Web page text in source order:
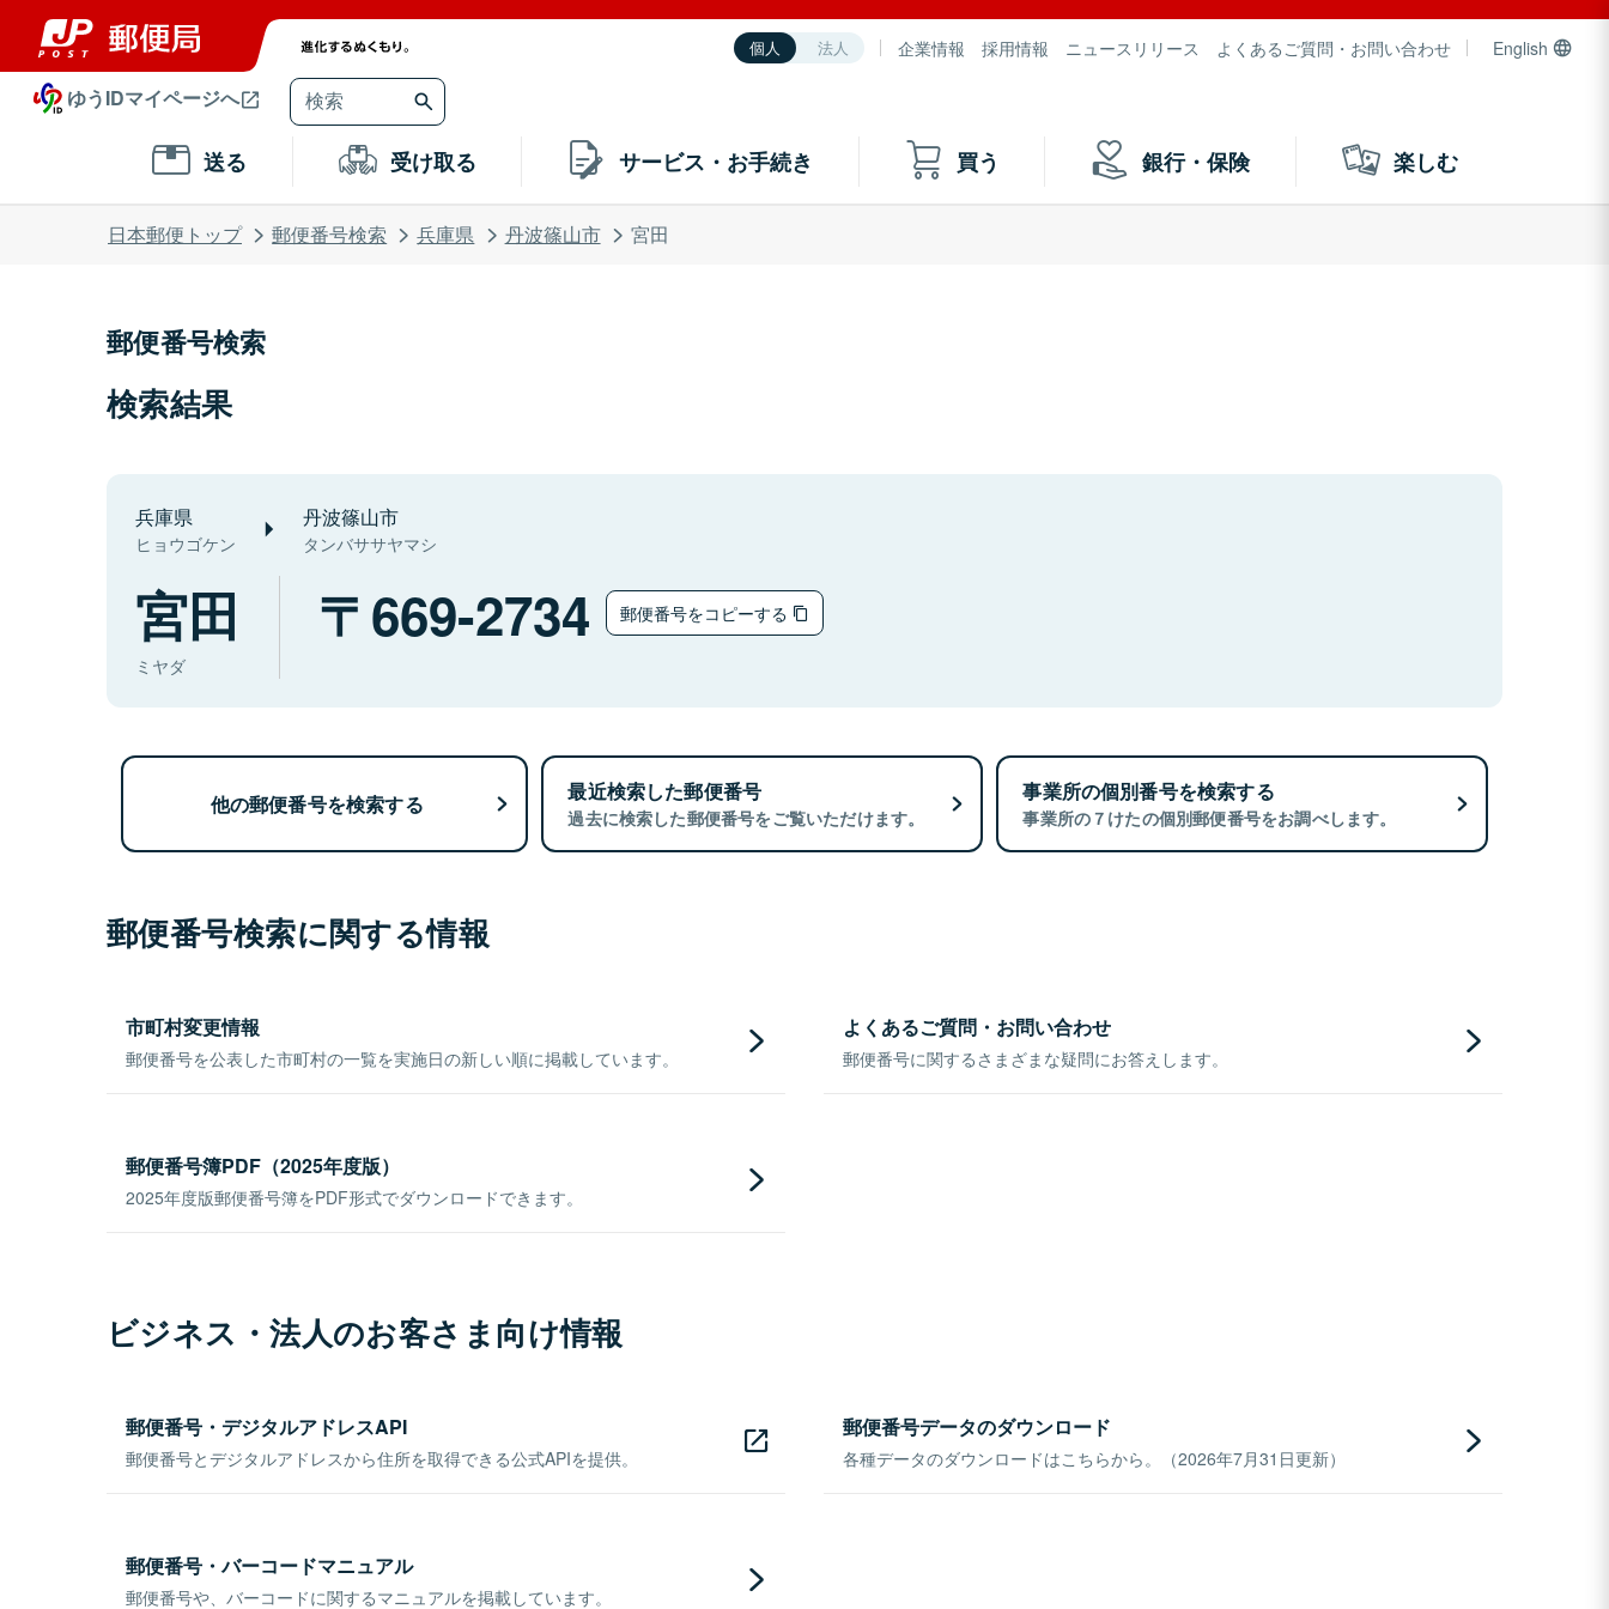
個人 法人 企業情報 採用情報 ニュースリリース よくあるご質問・お問い合わせ English
ゆうIDマイページへ
送る 受け取る サービス・お手続き 買う 銀行・保険 楽しむ
日本郵便トップ 郵便番号検索 兵庫県 丹波篠山市 宮田
郵便番号検索
検索結果
兵庫県
ヒョウゴケン
丹波篠山市
タンバササヤマシ
宮田
ミヤダ
669-2734 郵便番号をコピーする
他の郵便番号を検索する 最近検索した郵便番号
過去に検索した郵便番号をご覧いただけます。
事業所の個別番号を検索する
事業所の７けたの個別郵便番号をお調べします。
郵便番号検索に関する情報
市町村変更情報
郵便番号を公表した市町村の一覧を実施日の新しい順に掲載しています。
よくあるご質問・お問い合わせ
郵便番号に関するさまざまな疑問にお答えします。
郵便番号簿PDF（2025年度版）
2025年度版郵便番号簿をPDF形式でダウンロードできます。
ビジネス・法人のお客さま向け情報
郵便番号・デジタルアドレスAPI
郵便番号とデジタルアドレスから住所を取得できる公式APIを提供。
郵便番号データのダウンロード
各種データのダウンロードはこちらから。（2026年7月31日更新）
郵便番号・バーコードマニュアル
郵便番号や、バーコードに関するマニュアルを掲載しています。